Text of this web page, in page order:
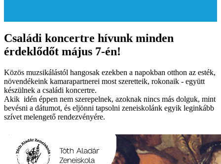
Családi koncertre hívunk minden
érdeklődőt május 7-én!
Közös muzsikálástól hangosak ezekben a napokban otthon az esték,
növendékeink kamarapartnerei most szeretteik, rokonaik - együtt
készülnek a családi koncertre.
Akik idén éppen nem szerepelnek, azoknak nincs más dolguk, mint
bevésni a dátumot, és eljönni tapsolni zeneiskolánk egyik leginkább
szívet melengető rendezvényére.